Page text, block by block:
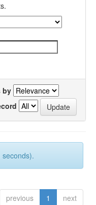
by
previous 1 next